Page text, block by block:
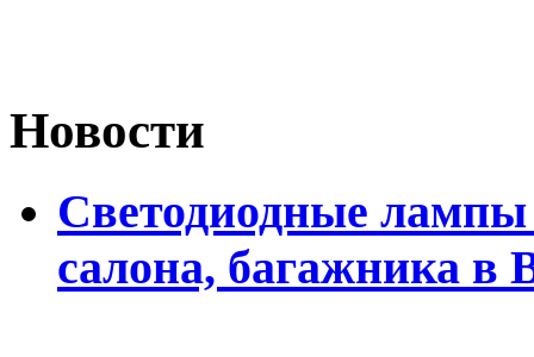
Новости
Светодиодные лампы
салона, багажника в